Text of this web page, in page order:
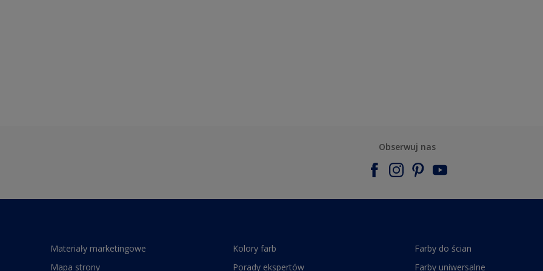
Obserwuj nas
Materiały marketingowe
Mapa strony
Kolory farb
Porady ekspertów
Farby do ścian
Farby uniwersalne